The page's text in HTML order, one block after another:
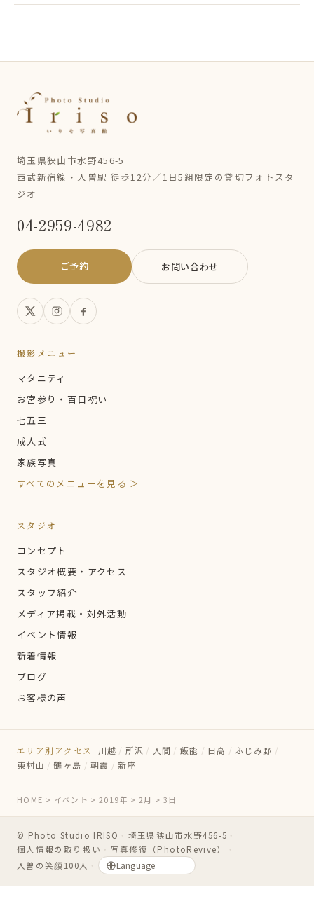
埼玉県狭山市水野456-5
西武新宿線・入曽駅 徒歩12分／1日5組限定の貸切フォトスタ
ジオ
04-2959-4982
ご予約 お問い合わせ
撮影メニュー
マタニティ
お宮参り・百日祝い
七五三
成人式
家族写真
すべてのメニューを見る ＞
スタジオ
コンセプト
スタジオ概要・アクセス
スタッフ紹介
メディア掲載・対外活動
イベント情報
新着情報
ブログ
お客様の声
エリア別アクセス 川越 / 所沢 / 入間 / 飯能 / 日高 / ふじみ野 /
東村山 / 鶴ヶ島 / 朝霞 / 新座
HOME > イベント >2019年 > 2月 > 3日
© Photo Studio IRISO ・ 埼玉県狭山市水野456-5 ・
個人情報の取り扱い ・ 写真修復（PhotoRevive）
・
入曽の笑顔100人 ・